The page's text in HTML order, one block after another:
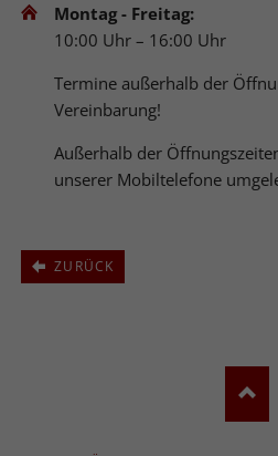
Montag - Freitag:
10:00 Uhr – 16:00 Uhr
Termine außerhalb der
Vereinbarung!
Außerhalb der
unserer Mobiltelefone
ZURÜCK